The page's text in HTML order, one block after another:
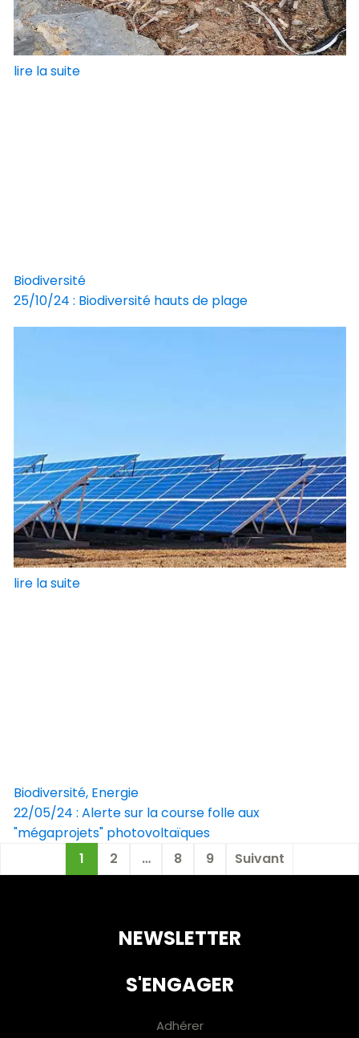
lire la suite
Biodiversité
25/10/24 : Biodiversité hauts de plage
lire la suite
Biodiversité, Energie
22/05/24 : Alerte sur la course folle aux
"mégaprojets" photovoltaïques
1
2 … 8 9 Suivant
NEWSLETTER
S'ENGAGER
Adhérer